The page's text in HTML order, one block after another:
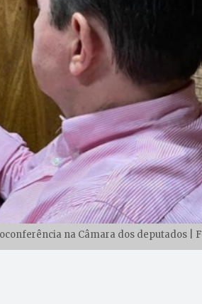
na Câmara dos deputados |